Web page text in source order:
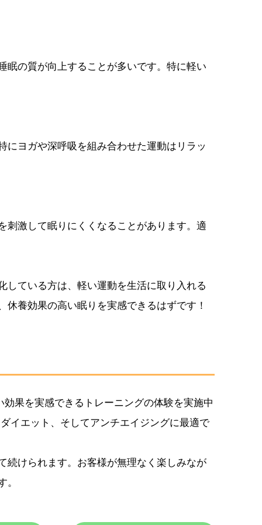
の質が向上することが多いです。特に軽い
ヨガや深呼吸を組み合わせた運動はリラッ
激して眠りにくくなることがあります。適
している方は、軽い運動を生活に取り入れる
養効果の高い眠りを実感できるはずです！
果を実感できるトレーニングの体験を実施中
イエット、そしてアンチエイジングに最適で
続けられます。お客様が無理なく楽しみなが
。